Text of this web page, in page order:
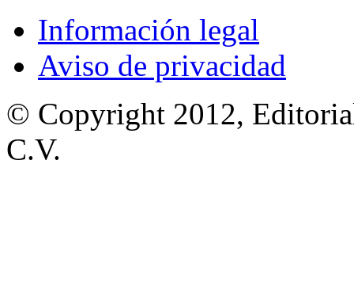
Información legal
Aviso de privacidad
© Copyright 2012,
C.V.